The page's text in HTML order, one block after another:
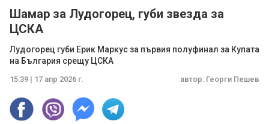
Шамар за Лудогорец, губи звезда за
ЦСКА
Лудогорец губи Ерик Маркус за първия полуфинал за Купата
на България срещу ЦСКА
15:39 | 17 апр 2026 г. автор: Георги Пешев